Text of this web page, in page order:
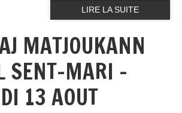
LIRE LA SUITE
MATJOUKANN
SENT-MARI -
13 AOUT